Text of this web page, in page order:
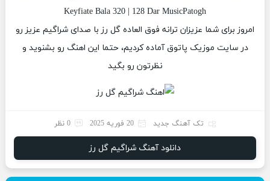
Keyfiate Bala 320 | 128 Dar MusicPatogh
امروز برای شما عزیزان ترانه فوق العاده گل رز با صدای شراگیم عزیز رو
در سایت موزیک پاتوق آماده کردیم، حتما این اهنگ رو بشنوید و
نظرتون رو بگید
تک آهنگ جدید 20 فوریه 2025 0 نظر
دانلود آهنگ شراگیم گل رز